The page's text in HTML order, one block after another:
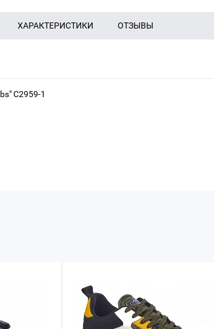
ХАРАКТЕРИСТИКИ ОТЗЫВЫ
C2959-1